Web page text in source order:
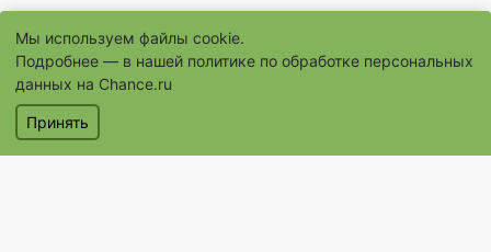
Мы используем файлы cookie.
Подробнее — в нашей политике по обработке персональных
данных на Chance.ru
Принять
© 1996–2026 Сайт бесплатных объявлений «Шанс.Ру»
® «Шанс», «chance» являются зарегистрированными товарными
знаками